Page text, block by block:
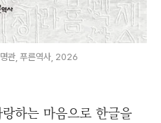
관, 푸른역사, 2026
하는 마음으로 한글을